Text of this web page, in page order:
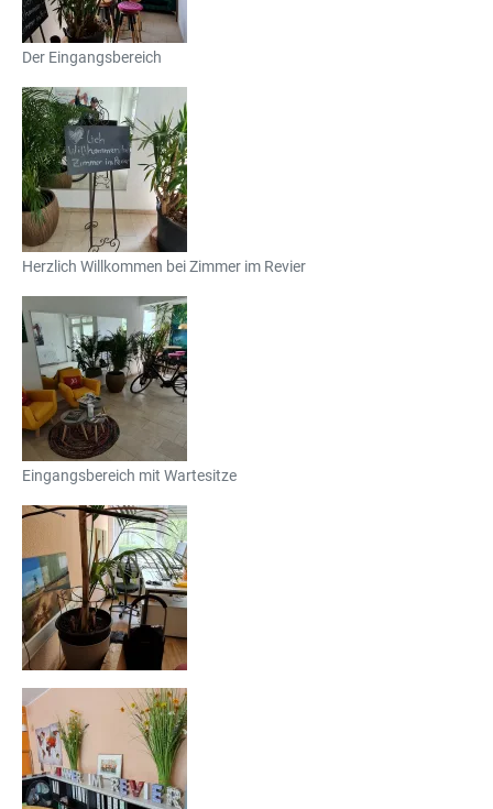
Der Eingangsbereich
Herzlich Willkommen bei Zimmer im Revier
Eingangsbereich mit Wartesitze